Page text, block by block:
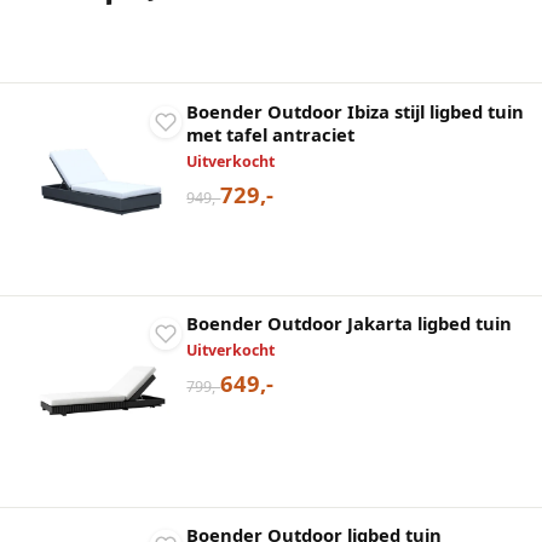
Boender Outdoor Ibiza stijl ligbed tuin
met tafel antraciet
Uitverkocht
949,-729,-
Boender Outdoor Jakarta ligbed tuin
Uitverkocht
799,-649,-
Boender Outdoor ligbed tuin